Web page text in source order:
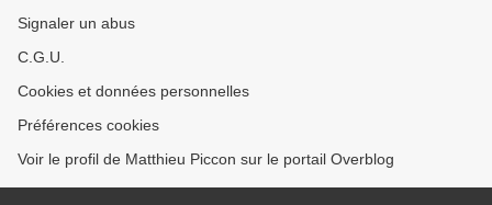
Signaler un abus
C.G.U.
Cookies et données personnelles
Préférences cookies
Voir le profil de Matthieu Piccon sur le portail Overblog